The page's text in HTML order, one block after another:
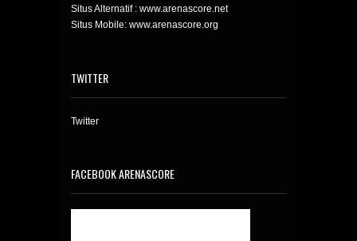
Situs Alternatif : www.arenascore.net
Situs Mobile: www.arenascore.org
TWITTER
Twitter
FACEBOOK ARENASCORE